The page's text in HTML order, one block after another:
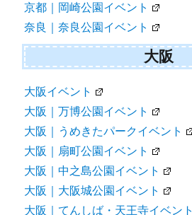
京都｜岡崎公園イベント
奈良｜奈良公園イベント
大阪
大阪イベント
大阪｜万博公園イベント
大阪｜うめきたパークイベント
大阪｜扇町公園イベント
大阪｜中之島公園イベント
大阪｜大阪城公園イベント
大阪｜てんしば・天王寺イベント